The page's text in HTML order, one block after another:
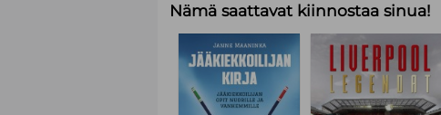
Nämä saattavat kiinnostaa sinua!